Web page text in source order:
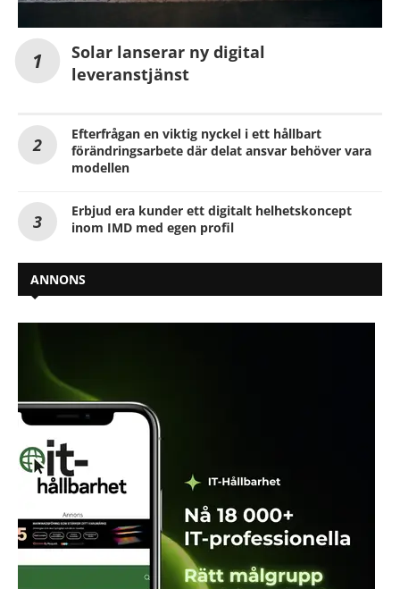
Solar lanserar ny digital
leveranstjänst
Efterfrågan en viktig nyckel i ett hållbart
förändringsarbete där delat ansvar behöver vara
modellen
Erbjud era kunder ett digitalt helhetskoncept
inom IMD med egen profil
ANNONS